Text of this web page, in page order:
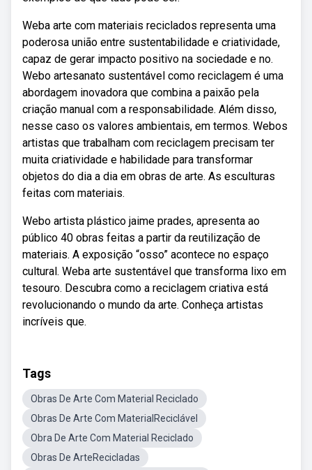
Weba arte com materiais reciclados representa uma
poderosa união entre sustentabilidade e criatividade,
capaz de gerar impacto positivo na sociedade e no.
Webo artesanato sustentável como reciclagem é uma
abordagem inovadora que combina a paixão pela
criação manual com a responsabilidade. Além disso,
nesse caso os valores ambientais, em termos. Webos
artistas que trabalham com reciclagem precisam ter
muita criatividade e habilidade para transformar
objetos do dia a dia em obras de arte. As esculturas
feitas com materiais.
Webo artista plástico jaime prades, apresenta ao
público 40 obras feitas a partir da reutilização de
materiais. A exposição “osso” acontece no espaço
cultural. Weba arte sustentável que transforma lixo em
tesouro. Descubra como a reciclagem criativa está
revolucionando o mundo da arte. Conheça artistas
incríveis que.
Tags
Obras De Arte Com Material Reciclado
Obras De Arte Com MaterialReciclável
Obra De Arte Com Material Reciclado
Obras De ArteRecicladas